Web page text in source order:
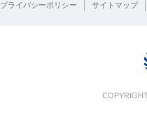
プライバシーポリシー サイトマップ